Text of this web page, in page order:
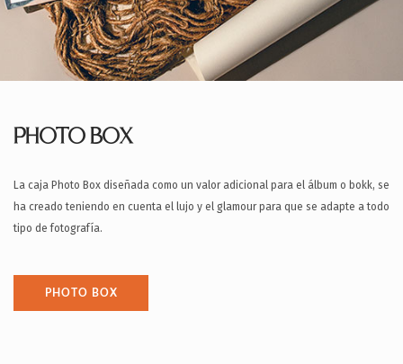
PHOTO BOX
La caja Photo Box diseñada como un valor adicional para el álbum o bokk, se
ha creado teniendo en cuenta el lujo y el glamour para que se adapte a todo
tipo de fotografía.
PHOTO BOX